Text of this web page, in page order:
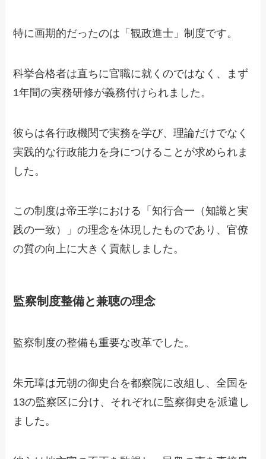
特に画期的だったのは「観政進士」制度です。
科挙合格者は直ちに官職に就くのではなく、まず
1年間の実務研修が義務付けられました。
彼らは各行政機関で実務を学び、理論だけでなく
実践的な行政能力を身につけることが求められま
した。
この制度は帝王学における「知行合一（知識と実
践の一致）」の理念を体現したものであり、官僚
の質の向上に大きく貢献しました。
監察制度整備と兼聴の理念
監察制度の整備も重要な改革でした。
朱元璋は元朝の御史台を都察院に改組し、全国を
13の監察区に分け、それぞれに監察御史を派遣し
ました。